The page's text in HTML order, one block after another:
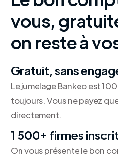
vous,
on reste à
Gratuit, sans
Le jumelage Bankeo est
toujours. Vous ne payez
directement.
1 500+ firmes
On vous présente le bon